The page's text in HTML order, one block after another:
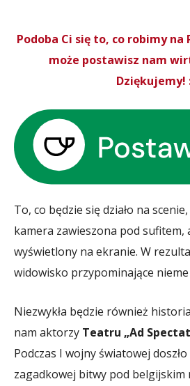
Podoba Ci się to, co robimy na
może postawisz nam
Dziękujemy!
To, co będzie się działo na
kamera zawieszona pod sufitem,
wyświetlony na ekranie. W
widowisko przypominające nieme
Niezwykła będzie również
nam aktorzy Teatru „Ad
Podczas I wojny światowej
zagadkowej bitwy pod belgijskim